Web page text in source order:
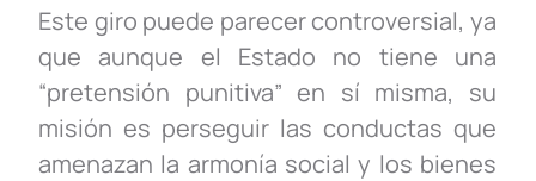
Este giro puede parecer controversial, ya
que aunque el Estado no tiene una
“pretensión punitiva” en sí misma, su
misión es perseguir las conductas que
amenazan la armonía social y los bienes